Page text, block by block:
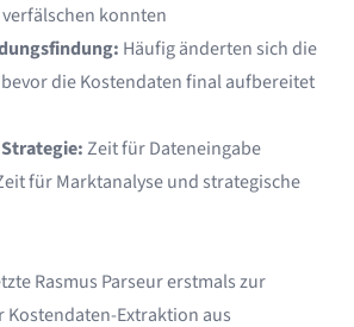
konnten
Häufig änderten sich die
die Kostendaten final aufbereitet
Zeit für Dateneingabe
für Marktanalyse und strategische
Rasmus Parseur erstmals zur
Extraktion aus